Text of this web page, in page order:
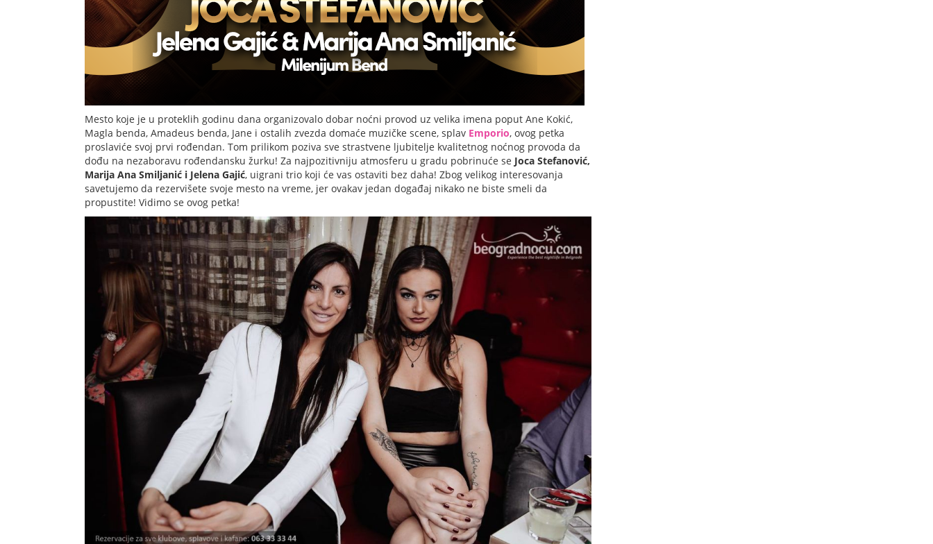
Mesto koje je u proteklih godinu dana organizovalo dobar noćni provod uz velika imena poput Ane Kokić,
Magla benda, Amadeus benda, Jane i ostalih zvezda domaće muzičke scene, splav Emporio, ovog petka
proslaviće svoj prvi rođendan. Tom prilikom poziva sve strastvene ljubitelje kvalitetnog noćnog provoda da
dođu na nezaboravu rođendansku žurku! Za najpozitivniju atmosferu u gradu pobrinuće se Joca Stefanović,
Marija Ana Smiljanić i Jelena Gajić, uigrani trio koji će vas ostaviti bez daha! Zbog velikog interesovanja
savetujemo da rezervišete svoje mesto na vreme, jer ovakav jedan događaj nikako ne biste smeli da
propustite! Vidimo se ovog petka!